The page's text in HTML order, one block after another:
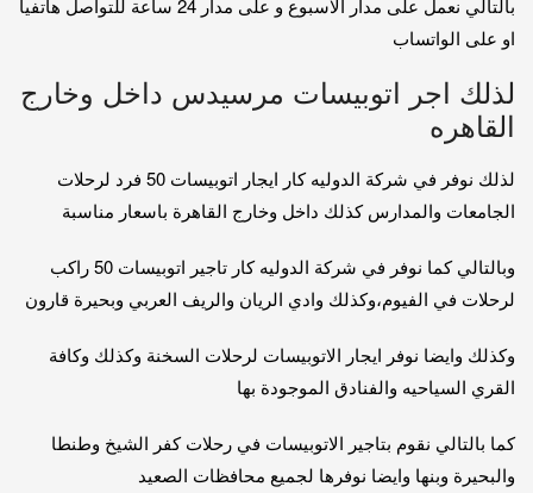
بالتالي نعمل على مدار الاسبوع و على مدار 24 ساعة للتواصل هاتفيا
او على الواتساب
لذلك اجر اتوبيسات مرسيدس داخل وخارج
القاهره
لذلك نوفر في شركة الدوليه كار ايجار اتوبيسات 50 فرد لرحلات
الجامعات والمدارس كذلك داخل وخارج القاهرة باسعار مناسبة
وبالتالي كما نوفر في شركة الدوليه كار تاجير اتوبيسات 50 راكب
لرحلات في الفيوم،وكذلك وادي الريان والريف العربي وبحيرة قارون
وكذلك وايضا نوفر ايجار الاتوبيسات لرحلات السخنة وكذلك وكافة
القري السياحيه والفنادق الموجودة بها
كما بالتالي نقوم بتاجير الاتوبيسات في رحلات كفر الشيخ وطنطا
والبحيرة وبنها وايضا نوفرها لجميع محافظات الصعيد